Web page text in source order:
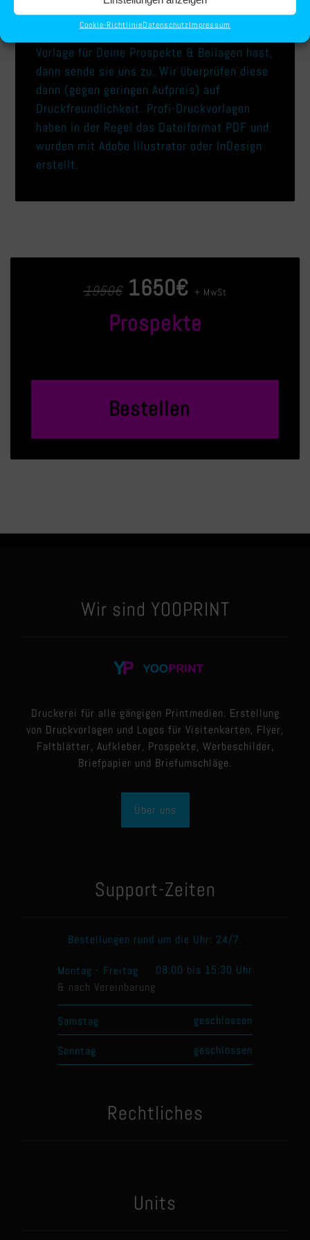
Cookie-RichtlinieDatenschutzImpressum
hast. Eine ungefähre Beschreibung reicht
aber auch. Wenn Du eine professionelle
Vorlage für Deine Prospekte & Beilagen hast,
dann sende sie uns zu. Wir überprüfen diese
dann (gegen geringen Aufpreis) auf
Druckfreundlichkeit. Profi-Druckvorlagen
haben in der Regel das Dateiformat PDF und
wurden mit Adobe Illustrator oder InDesign
erstellt.
1950€1650€ + MwSt
Prospekte
Bestellen
Wir sind YOOPRINT
Druckerei für alle gängigen Printmedien. Erstellung
von Druckvorlagen und Logos für Visitenkarten, Flyer,
Faltblätter, Aufkleber, Prospekte, Werbeschilder,
Briefpapier und Briefumschläge.
Über uns
Support-Zeiten
Bestellungen rund um die Uhr: 24/7.
Montag - Freitag
& nach Vereinbarung
08:00 bis 15:30 Uhr
Samstag geschlossen
Sonntag geschlossen
Rechtliches
Units